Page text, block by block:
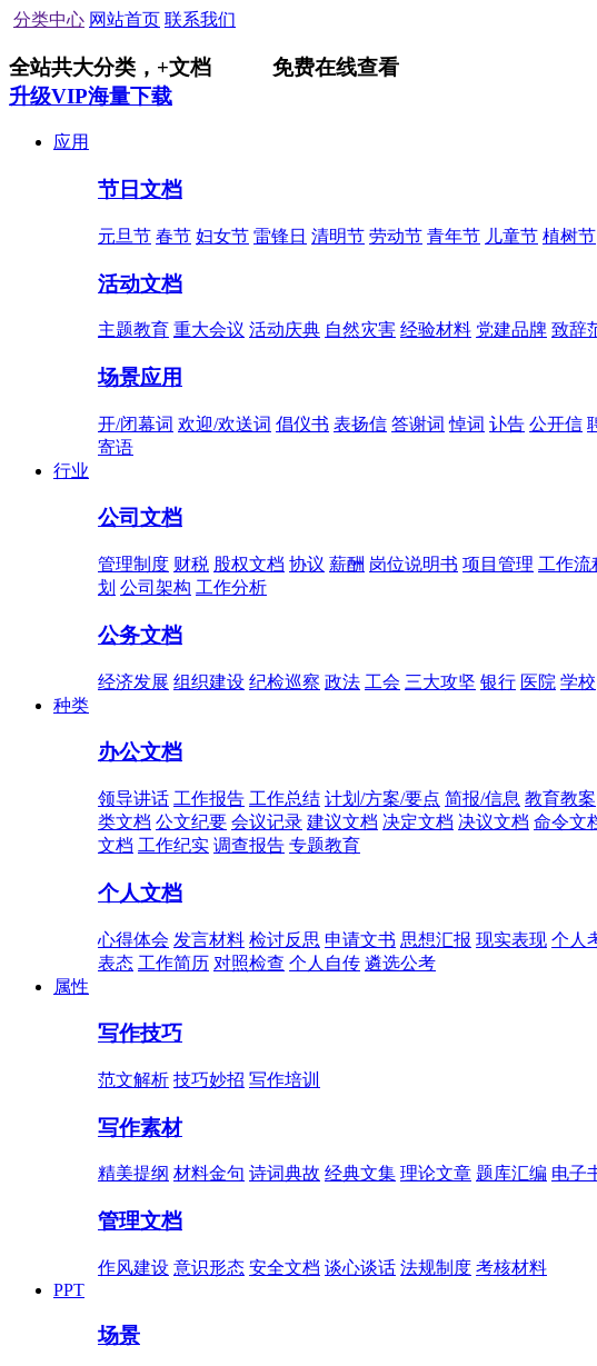
分类中心 网站首页 联系我们
全站共大分类， +文档
免费在线查看
升级VIP海量下载
应用
节日文档
元旦节 春节 妇女节 雷锋日 清明节 劳动节 青年节 儿童节 植树节
活动文档
主题教育 重大会议 活动庆典 自然灾害 经验材料 党建品牌 致辞
场景应用
开/闭幕词 欢迎/欢送词 倡仪书 表扬信 答谢词 悼词 讣告 公开信
寄语
行业
公司文档
管理制度 财税 股权文档 协议 薪酬 岗位说明书 项目管理 工作流
划 公司架构 工作分析
公务文档
经济发展 组织建设 纪检巡察 政法 工会 三大攻坚 银行 医院 学校
种类
办公文档
领导讲话 工作报告 工作总结 计划/方案/要点 简报/信息 教育教案
类文档 公文纪要 会议记录 建议文档 决定文档 决议文档 命令文
文档 工作纪实 调查报告 专题教育
个人文档
心得体会 发言材料 检讨反思 申请文书 思想汇报 现实表现 个人
表态 工作简历 对照检查 个人自传 遴选公考
属性
写作技巧
范文解析 技巧妙招 写作培训
写作素材
精美提纲 材料金句 诗词典故 经典文集 理论文章 题库汇编 电子
管理文档
作风建设 意识形态 安全文档 谈心谈话 法规制度 考核材料
PPT
场景